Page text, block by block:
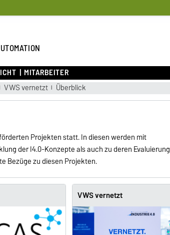
MITARBEITER
VWS vernetzt Überblick
Projekten statt. In diesen werden mit
der I4.0-Konzepte als auch zu deren Evaluierung
Bezüge zu diesen Projekten.
VWS vernetzt